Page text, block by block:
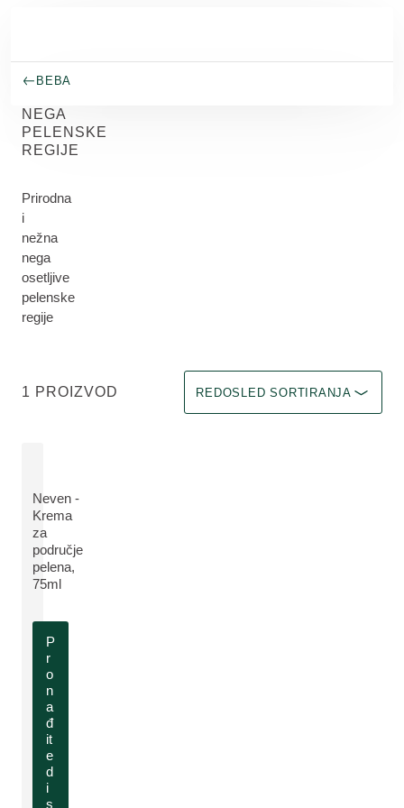
BEBA
NEGA
PELENSKE
REGIJE
Prirodna
i
nežna
nega
osetljive
pelenske
regije
1 PROIZVOD REDOSLED SORTIRANJA
VIŠE INFORMACIJA:
Neven -
Krema
za
područje
pelena,
75ml
P
r
o
n
a
đ
it
e
d
i
s